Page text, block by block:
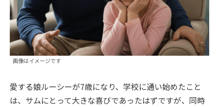
画像はイメージです
愛する娘ルーシーが7歳になり、学校に通い始めたこと
は、サムにとって大きな喜びであったはずですが、同時